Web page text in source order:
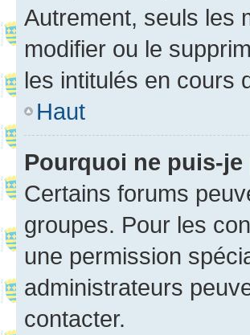
Autrement, seuls les
modifier ou le
les intitulés en cours
Haut
Pourquoi ne puis-
Certains forums
groupes. Pour les
une permission
administrateurs
contacter.